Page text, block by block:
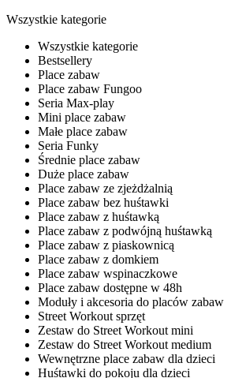
Wszystkie kategorie
Wszystkie kategorie
Bestsellery
Place zabaw
Place zabaw Fungoo
Seria Max-play
Mini place zabaw
Małe place zabaw
Seria Funky
Średnie place zabaw
Duże place zabaw
Place zabaw ze zjeżdżalnią
Place zabaw bez huśtawki
Place zabaw z huśtawką
Place zabaw z podwójną huśtawką
Place zabaw z piaskownicą
Place zabaw z domkiem
Place zabaw wspinaczkowe
Place zabaw dostępne w 48h
Moduły i akcesoria do placów zabaw
Street Workout sprzęt
Zestaw do Street Workout mini
Zestaw do Street Workout medium
Wewnętrzne place zabaw dla dzieci
Huśtawki do pokoju dla dzieci